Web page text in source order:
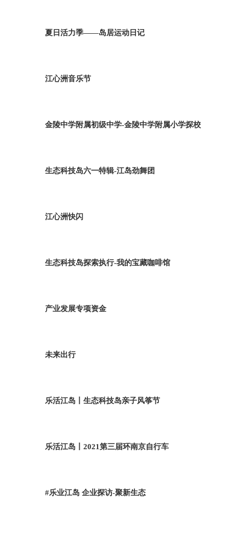
夏日活力季——岛居运动日记
江心洲音乐节
金陵中学附属初级中学-金陵中学附属小学探校
生态科技岛六一特辑-江岛劲舞团
江心洲快闪
生态科技岛探索执行-我的宝藏咖啡馆
产业发展专项资金
未来出行
乐活江岛丨生态科技岛亲子风筝节
乐活江岛丨2021第三届环南京自行车
#乐业江岛 企业探访-聚新生态